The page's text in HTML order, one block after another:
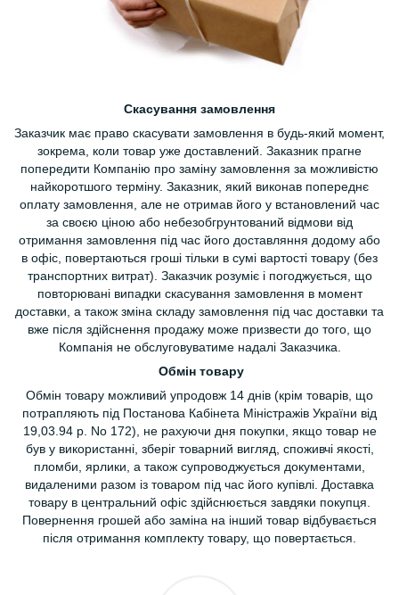
Скасування замовлення
Заказчик має право скасувати замовлення в будь-який момент,
зокрема, коли товар уже доставлений. Заказник прагне
попередити Компанію про заміну замовлення за можливістю
найкоротшого терміну. Заказник, який виконав попереднє
оплату замовлення, але не отримав його у встановлений час
за своєю ціною або небезобгрунтований відмови від
отримання замовлення під час його доставляння додому або
в офіс, повертаються гроші тільки в сумі вартості товару (без
транспортних витрат). Заказчик розуміє і погоджується, що
повторювані випадки скасування замовлення в момент
доставки, а також зміна складу замовлення під час доставки та
вже після здійснення продажу може призвести до того, що
Компанія не обслуговуватиме надалі Заказчика.
Обмін товару
Обмін товару можливий упродовж 14 днів (крім товарів, що
потрапляють під Постанова Кабінета Міністражів України від
19,03.94 р. No 172), не рахуючи дня покупки, якщо товар не
був у використанні, зберіг товарний вигляд, споживчі якості,
пломби, ярлики, а також супроводжується документами,
видаленими разом із товаром під час його купівлі. Доставка
товару в центральний офіс здійснюється завдяки покупця.
Повернення грошей або заміна на інший товар відбувається
після отримання комплекту товару, що повертається.